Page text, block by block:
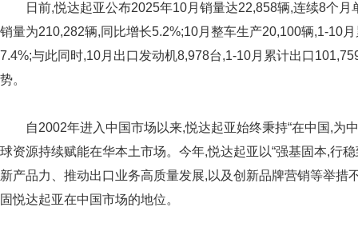
日前,悦达起亚公布2025年10月销量达22,858辆,连续8个
销量为210,282辆,同比增长5.2%;10月整车生产20,100辆,1-10
7.4%;与此同时,10月出口发动机8,978台,1-10月累计出口
势。
自2002年进入中国市场以来,悦达起亚始终秉持“在中国,为
球资源持续赋能在华本土市场。今年,悦达起亚以“强基固本,行
新产品力、推动出口业务高质量发展,以及创新品牌营销等举措
固悦达起亚在中国市场的地位。